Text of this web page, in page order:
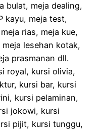
bulat, meja dealing,
kayu, meja test,
rias, meja kue,
lesehan kotak,
prasmanan dll.
royal, kursi olivia,
kursi bar, kursi
kursi pelaminan,
jokowi, kursi
pijit, kursi tunggu,